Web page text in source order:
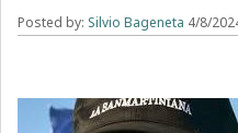
Posted by: Silvio Bageneta 4/8/